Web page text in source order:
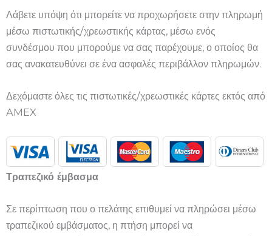
Λάβετε υπόψη ότι μπορείτε να προχωρήσετε στην πληρωμή
μέσω πιστωτικής/χρεωστικής κάρτας, μέσω ενός
συνδέσμου που μπορούμε να σας παρέχουμε, ο οποίος θα
σας ανακατευθύνει σε ένα ασφαλές περιβάλλον πληρωμών.
Δεχόμαστε όλες τις πιστωτικές/χρεωστικές κάρτες εκτός από
AMEX
Τραπεζικό έμβασμα
Σε περίπτωση που ο πελάτης επιθυμεί να πληρώσει μέσω
τραπεζικού εμβάσματος, η πτήση μπορεί να